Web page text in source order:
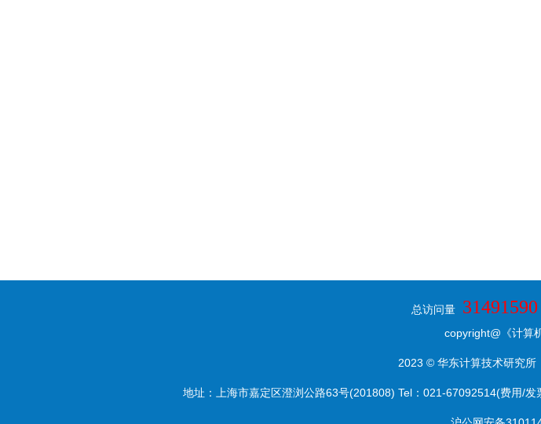
总访问量 31491590
copyright@《计算
2023 © 华东计算技术研究所
地址：上海市嘉定区澄浏公路63号(201808) Tel：021-67092514(费用/